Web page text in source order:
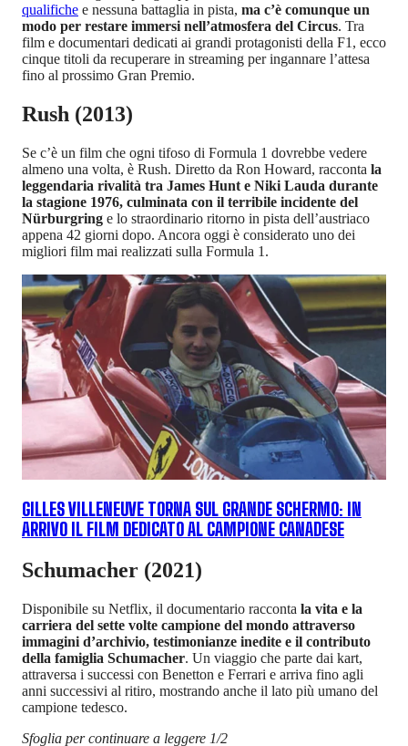
qualifiche e nessuna battaglia in pista, ma c’è comunque un
modo per restare immersi nell’atmosfera del Circus. Tra
film e documentari dedicati ai grandi protagonisti della F1, ecco
cinque titoli da recuperare in streaming per ingannare l’attesa
fino al prossimo Gran Premio.
Rush (2013)
Se c’è un film che ogni tifoso di Formula 1 dovrebbe vedere
almeno una volta, è Rush. Diretto da Ron Howard, racconta la
leggendaria rivalità tra James Hunt e Niki Lauda durante
la stagione 1976, culminata con il terribile incidente del
Nürburgring e lo straordinario ritorno in pista dell’austriaco
appena 42 giorni dopo. Ancora oggi è considerato uno dei
migliori film mai realizzati sulla Formula 1.
GILLES VILLENEUVE TORNA SUL GRANDE SCHERMO: IN
ARRIVO IL FILM DEDICATO AL CAMPIONE CANADESE
Schumacher (2021)
Disponibile su Netflix, il documentario racconta la vita e la
carriera del sette volte campione del mondo attraverso
immagini d’archivio, testimonianze inedite e il contributo
della famiglia Schumacher. Un viaggio che parte dai kart,
attraversa i successi con Benetton e Ferrari e arriva fino agli
anni successivi al ritiro, mostrando anche il lato più umano del
campione tedesco.
Sfoglia per continuare a leggere 1/2